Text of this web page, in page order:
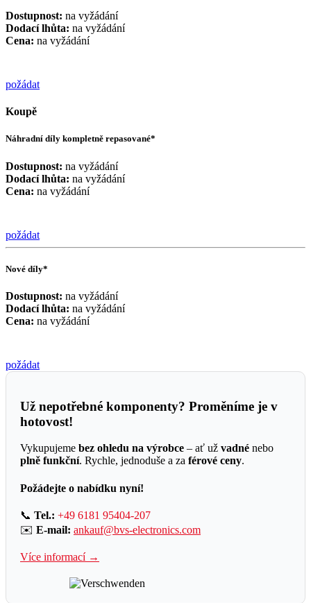
Dostupnost: na vyžádání
Dodací lhůta: na vyžádání
Cena: na vyžádání
požádat
Koupě
Náhradní díly kompletně repasované*
Dostupnost: na vyžádání
Dodací lhůta: na vyžádání
Cena: na vyžádání
požádat
Nové díly*
Dostupnost: na vyžádání
Dodací lhůta: na vyžádání
Cena: na vyžádání
požádat
Už nepotřebné komponenty? Proměníme je v
hotovost!
Vykupujeme bez ohledu na výrobce – ať už vadné nebo
plně funkční. Rychle, jednoduše a za férové ceny.
Požádejte o nabídku nyní!
📞 Tel.: +49 6181 95404-207
✉️ E-mail: ankauf@bvs-electronics.com
Více informací →